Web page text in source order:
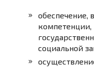
обеспечение,
компетенции,
социальной